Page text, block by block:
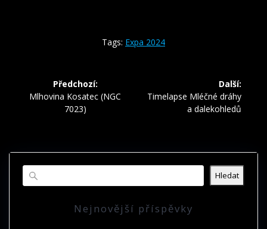
Tags: Expa 2024
Navigace
pro
Předchozí:
Předchozí
příspěvek:
Mlhovina Kosatec (NGC
7023)
Další:
Další
Timelapse Mléčné dráhy
a dalekohledů
Hledat
Nejnovější příspěvky